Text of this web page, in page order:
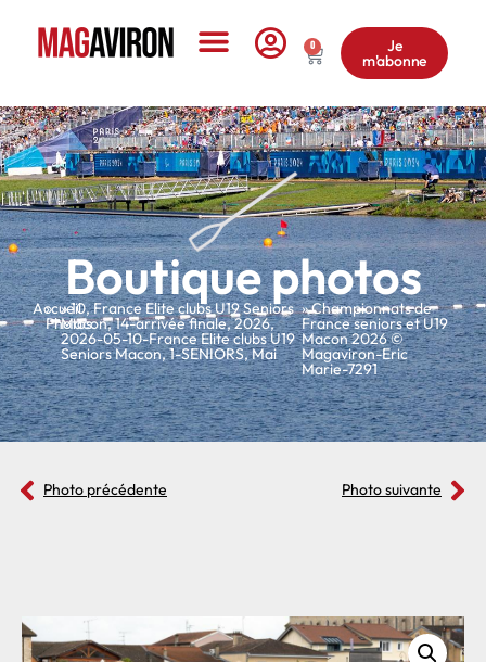
0 Je
m'abonne
Boutique photos
Accueil
»
Photos
»10,France Elite clubs U19 Seniors
Macon,14-arrivée finale,2026,
2026-05-10-France Elite clubs U19
Seniors Macon,1-SENIORS,Mai
» Championnats de
France seniors et U19
Macon 2026 ©
Magaviron-Eric
Marie-7291
Photo précédente Photo suivante